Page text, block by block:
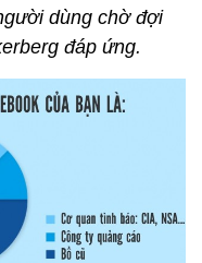
dùng chờ đợi
đáp ứng.